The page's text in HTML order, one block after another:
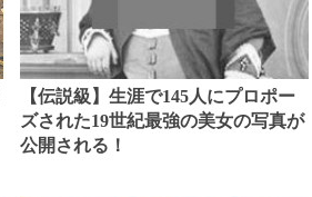
【伝説級】生涯で145人にプロポー
ズされた19世紀最強の美女の写真が
公開される！